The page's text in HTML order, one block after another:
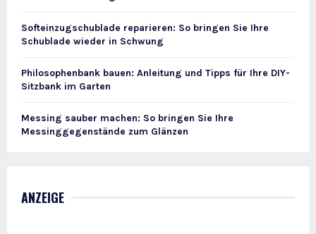
Softeinzugschublade reparieren: So bringen Sie Ihre
Schublade wieder in Schwung
Philosophenbank bauen: Anleitung und Tipps für Ihre DIY-
Sitzbank im Garten
Messing sauber machen: So bringen Sie Ihre
Messinggegenstände zum Glänzen
ANZEIGE